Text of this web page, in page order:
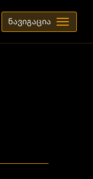
ნავიგაცია